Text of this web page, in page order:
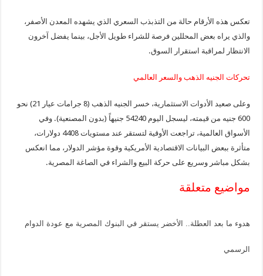
تعكس هذه الأرقام حالة من التذبذب السعري الذي يشهده المعدن الأصفر،
والذي يراه بعض المحللين فرصة للشراء طويل الأجل، بينما يفضل آخرون
الانتظار لمراقبة استقرار السوق.
تحركات الجنيه الذهب والسعر العالمي
وعلى صعيد الأدوات الاستثمارية، خسر الجنيه الذهب (8 جرامات عيار 21) نحو
600 جنيه من قيمته، ليسجل اليوم 54240 جنيهاً (بدون المصنعية). وفي
الأسواق العالمية، تراجعت الأوقية لتستقر عند مستويات 4408 دولارات،
متأثرة ببعض البيانات الاقتصادية الأمريكية وقوة مؤشر الدولار، مما انعكس
بشكل مباشر وسريع على حركة البيع والشراء في الصاغة المصرية.
مواضيع متعلقة
هدوء ما بعد العطلة.. الأخضر يستقر في البنوك المصرية مع عودة الدوام
الرسمي